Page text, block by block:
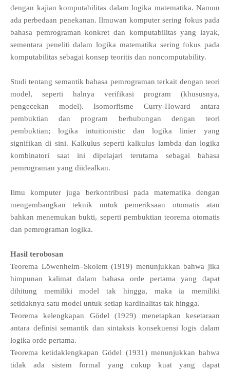
dengan kajian komputabilitas dalam logika matematika. Namun
ada perbedaan penekanan. Ilmuwan komputer sering fokus pada
bahasa pemrograman konkret dan komputabilitas yang layak,
sementara peneliti dalam logika matematika sering fokus pada
komputabilitas sebagai konsep teoritis dan noncomputability.
Studi tentang semantik bahasa pemrograman terkait dengan teori
model, seperti halnya verifikasi program (khususnya,
pengecekan model). Isomorfisme Curry-Howard antara
pembuktian dan program berhubungan dengan teori
pembuktian; logika intuitionistic dan logika linier yang
signifikan di sini. Kalkulus seperti kalkulus lambda dan logika
kombinatori saat ini dipelajari terutama sebagai bahasa
pemrograman yang diidealkan.
Ilmu komputer juga berkontribusi pada matematika dengan
mengembangkan teknik untuk pemeriksaan otomatis atau
bahkan menemukan bukti, seperti pembuktian teorema otomatis
dan pemrograman logika.
Hasil terobosan
Teorema Löwenheim–Skolem (1919) menunjukkan bahwa jika
himpunan kalimat dalam bahasa orde pertama yang dapat
dihitung memiliki model tak hingga, maka ia memiliki
setidaknya satu model untuk setiap kardinalitas tak hingga.
Teorema kelengkapan Gödel (1929) menetapkan kesetaraan
antara definisi semantik dan sintaksis konsekuensi logis dalam
logika orde pertama.
Teorema ketidaklengkapan Gödel (1931) menunjukkan bahwa
tidak ada sistem formal yang cukup kuat yang dapat